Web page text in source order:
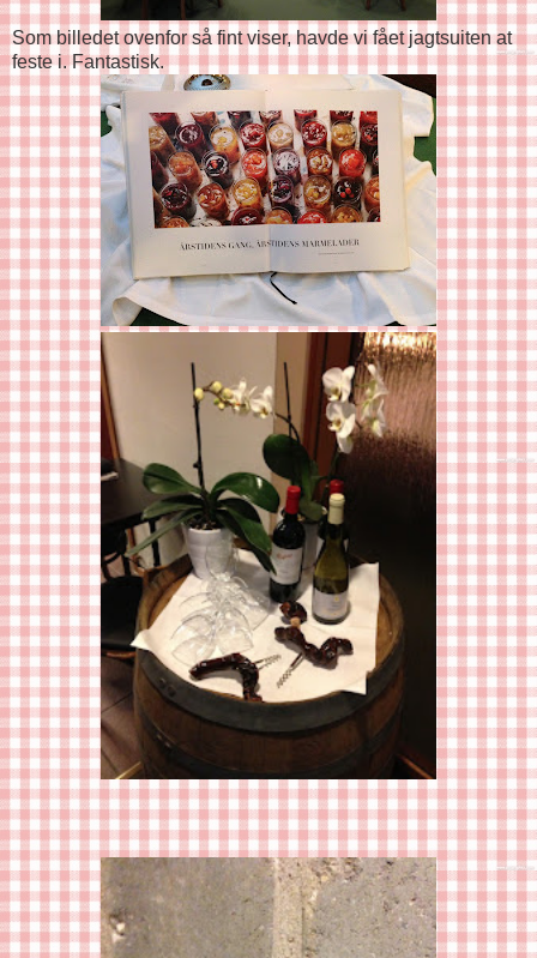
Som billedet ovenfor så fint viser, havde vi fået jagtsuiten at
feste i. Fantastisk.